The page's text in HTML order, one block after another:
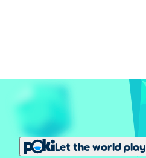
Let the world play